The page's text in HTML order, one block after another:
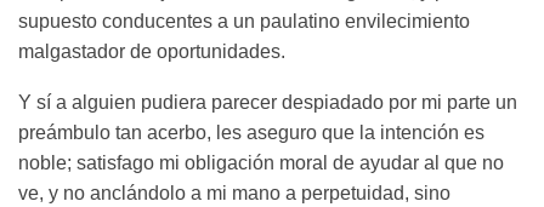
supuesto conducentes a un paulatino envilecimiento
malgastador de oportunidades.
Y sí a alguien pudiera parecer despiadado por mi parte un
preámbulo tan acerbo, les aseguro que la intención es
noble; satisfago mi obligación moral de ayudar al que no
ve, y no anclándolo a mi mano a perpetuidad, sino